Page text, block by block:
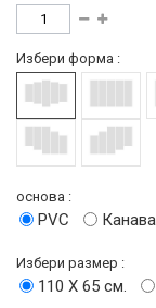
Избери форма :
основа :
PVC Канава
Избери размер :
110 Х 65 см.